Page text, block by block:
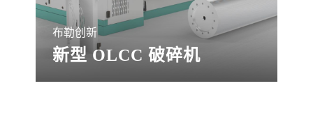
布勒创新
新型 OLCC 破碎机